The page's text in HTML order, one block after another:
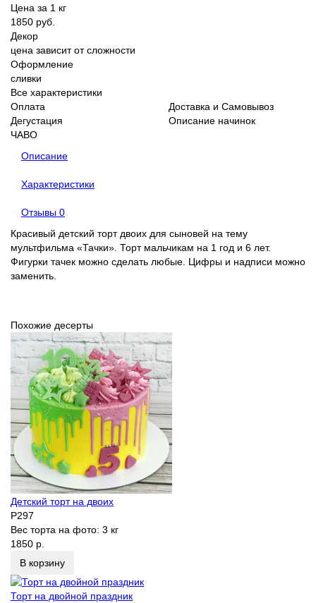
Цена за 1 кг
1850 руб.
Декор
цена зависит от сложности
Оформление
сливки
Все характеристики
Оплата
Доставка и Самовывоз
Дегустация
Описание начинок
ЧАВО
Описание
Характеристики
Отзывы 0
Красивый детский торт двоих для сыновей на тему
мультфильма «Тачки». Торт мальчикам на 1 год и 6 лет.
Фигурки тачек можно сделать любые. Цифры и надписи можно
заменить.
Похожие десерты
Детский торт на двоих
P297
Вес торта на фото: 3 кг
1850 р.
В корзину
Торт на двойной праздник